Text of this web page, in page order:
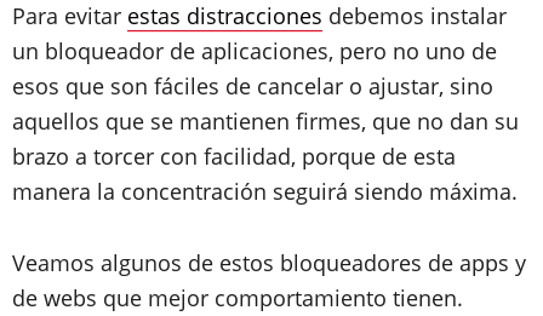
Para evitar estas distracciones debemos instalar
un bloqueador de aplicaciones, pero no uno de
esos que son fáciles de cancelar o ajustar, sino
aquellos que se mantienen firmes, que no dan su
brazo a torcer con facilidad, porque de esta
manera la concentración seguirá siendo máxima.
Veamos algunos de estos bloqueadores de apps y
de webs que mejor comportamiento tienen.